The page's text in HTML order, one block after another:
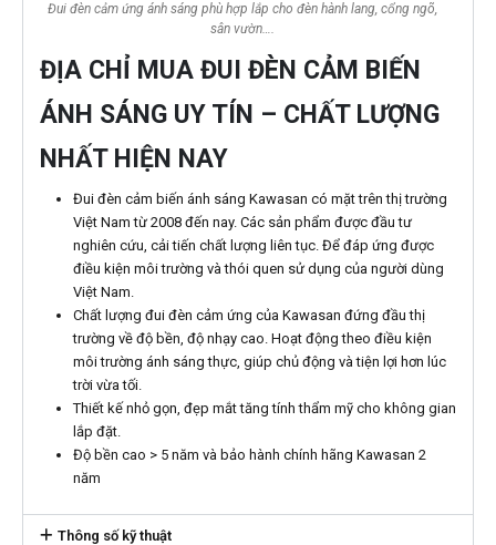
Đui đèn cảm ứng ánh sáng phù hợp lắp cho đèn hành lang, cổng ngõ,
sân vườn….
ĐỊA CHỈ MUA ĐUI ĐÈN CẢM BIẾN
ÁNH SÁNG UY TÍN – CHẤT LƯỢNG
NHẤT HIỆN NAY
Đui đèn cảm biến ánh sáng Kawasan có mặt trên thị trường
Việt Nam từ 2008 đến nay. Các sản phẩm được đầu tư
nghiên cứu, cải tiến chất lượng liên tục. Để đáp ứng được
điều kiện môi trường và thói quen sử dụng của người dùng
Việt Nam.
Chất lượng đui đèn cảm ứng của Kawasan đứng đầu thị
trường về độ bền, độ nhạy cao. Hoạt động theo điều kiện
môi trường ánh sáng thực, giúp chủ động và tiện lợi hơn lúc
trời vừa tối.
Thiết kế nhỏ gọn, đẹp mắt tăng tính thẩm mỹ cho không gian
lắp đặt.
Độ bền cao > 5 năm và bảo hành chính hãng Kawasan 2
năm
Thông số kỹ thuật